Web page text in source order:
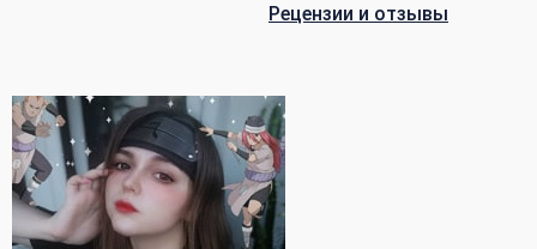
Рецензии и отзывы